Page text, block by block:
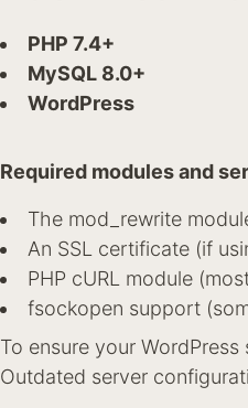
PHP 7.4+
MySQL 8.0+
WordPress
Required modules and
The mod_rewrite
An SSL certificate (if
PHP cURL module
fsockopen support
To ensure your
Outdated server